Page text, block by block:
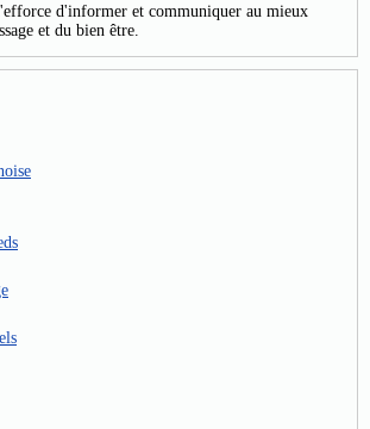
d'informer et communiquer au mieux
et du bien être.